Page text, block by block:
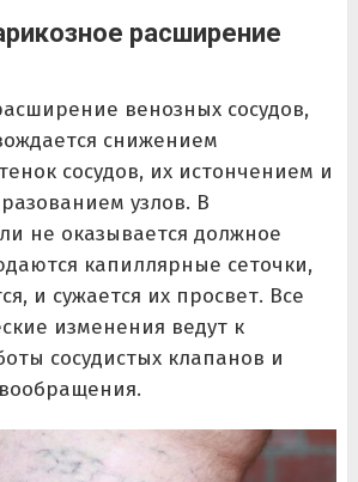
расширение
венозных сосудов,
снижением
сосудов, их истончением и
узлов. В
не оказывается должное
капиллярные сеточки,
и сужается их просвет. Все
изменения ведут к
сосудистых клапанов и